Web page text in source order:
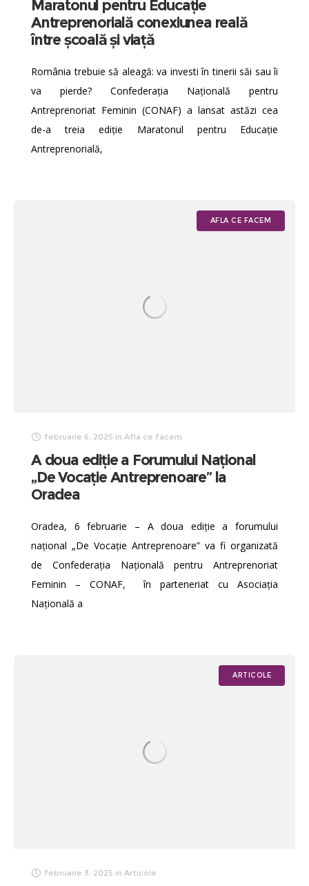
Maratonul pentru Educație
Antreprenorială conexiunea reală
între școală și viață
România trebuie să aleagă: va investi în tinerii săi sau îi
va pierde? Confederația Națională pentru
Antreprenoriat Feminin (CONAF) a lansat astăzi cea
de-a treia ediție Maratonul pentru Educație
Antreprenorială,
AFLA CE FACEM
februarie 6, 2025 in Afla ce facem
A doua ediție a Forumului Național
„De Vocație Antreprenoare” la
Oradea
Oradea, 6 februarie – A doua ediție a forumului
național „De Vocație Antreprenoare” va fi organizată
de Confederația Națională pentru Antreprenoriat
Feminin – CONAF, în parteneriat cu Asociația
Națională a
ARTICOLE
februarie 3, 2025 in Articole